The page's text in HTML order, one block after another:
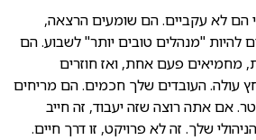
הם לא עקביים. הם שומעים הרצאה,
להיות "מנהלים טובים יותר" לשבוע. הם
מחמיאים פעם אחת, ואז חוזרים
עולה. העובדים שלך חכמים. הם מריחים
אם אתה רוצה שזה יעבוד, זה חייב